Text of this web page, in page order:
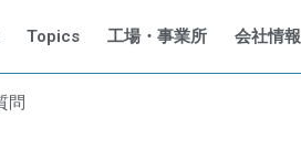
Topics 工場・事業所 会社情報
問